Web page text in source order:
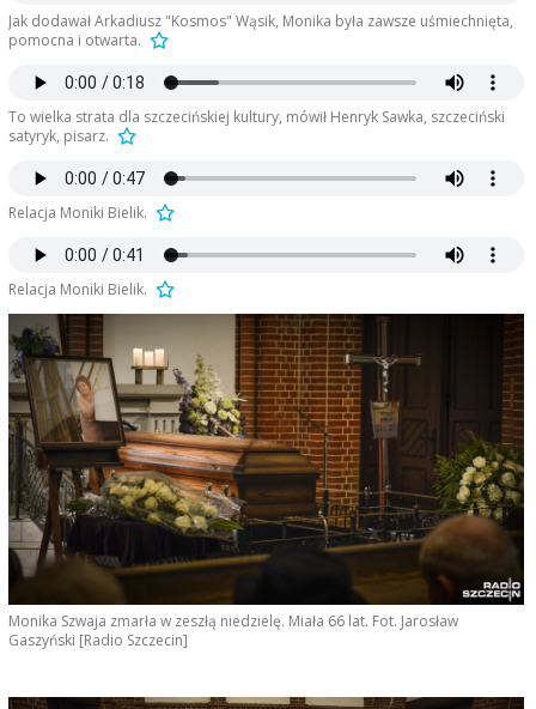
Jak dodawał Arkadiusz "Kosmos" Wąsik, Monika była zawsze uśmiechnięta,
pomocna i otwarta.
To wielka strata dla szczecińskiej kultury, mówił Henryk Sawka, szczeciński
satyryk, pisarz.
Relacja Moniki Bielik.
Relacja Moniki Bielik.
Monika Szwaja zmarła w zeszłą niedzielę. Miała 66 lat. Fot. Jarosław
Gaszyński [Radio Szczecin]